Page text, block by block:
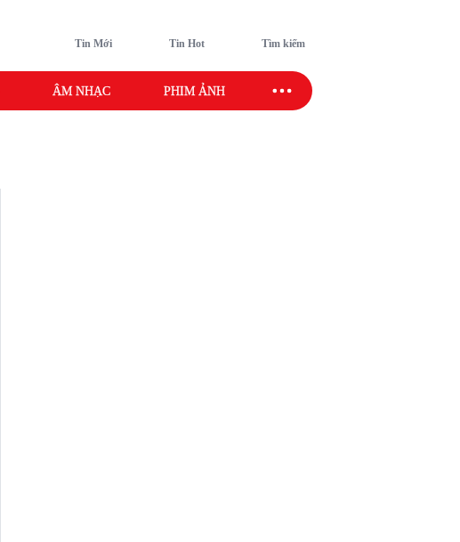
Tin Mới Tin Hot Tìm kiếm
ÂM NHẠC PHIM ẢNH SAO SPORT